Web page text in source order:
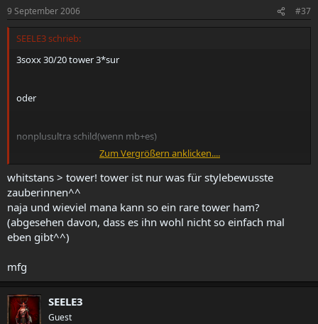
9 September 2006 #37
SEELE3 schrieb:
3soxx 30/20 tower 3*sur
oder
nonplusultra schild(wenn mb+es)
rare tower 17fhr,30/20,2soxx,life/mana(l+m sollte zusammen ne sur
ersetzen können),resi 2*sur
sind die teureren Varianten, allerdings meiner Meinung nach die
besten für ne mb es soso(vorallem solch ein rare one)
Zum Vergrößern anklicken....
whitstans > tower! tower ist nur was für stylebewusste
zauberinnen^^
naja und wieviel mana kann so ein rare tower ham?
(abgesehen davon, dass es ihn wohl nicht so einfach mal
eben gibt^^)
mfg
SEELE3
Guest